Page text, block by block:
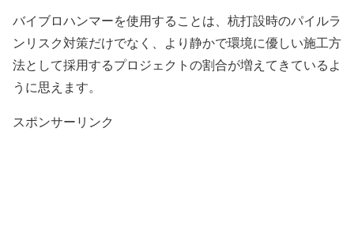
バイブロハンマーを使用することは、杭打設時のパイルラ
ンリスク対策だけでなく、より静かで環境に優しい施工方
法として採用するプロジェクトの割合が増えてきているよ
うに思えます。
スポンサーリンク